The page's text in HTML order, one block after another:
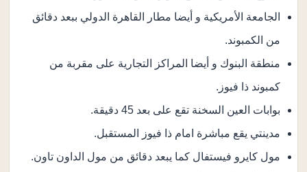
الجامعة الأمريكية و أيضا مطار القاهرة الدولي ببعد دقائق
من الكمبوند.
منطقة البنوك و أيضا المراكز التجارية على مقربة من
كمبوند ذا فيوز.
بوابات العين السخنة تقع على بعد 45 دقيقة.
مدينتي يقع مباشرة امام ذا فيوز المستقبل.
مول كايرو فيستفال كما يبعد دقائق من مول الداون تاون.